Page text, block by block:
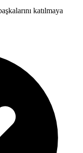
katılmaya